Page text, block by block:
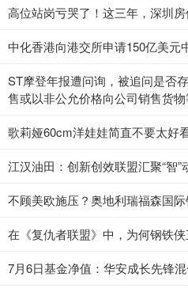
高位站岗亏哭了！这三年，深圳房
中化香港向港交所申请150亿美元
ST摩登年报遭问询，被追问是否
售或以非公允价格向公司销售货
歌莉娅60cm洋娃娃简直不要太好
江汉油田：创新创效联盟汇聚“智”
不顾美欧施压？奥地利瑞福森国
在《复仇者联盟》中，为何钢铁
7月6日基金净值：华安成长先锋